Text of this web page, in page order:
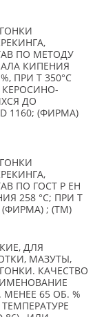
ПО МЕТОДУ
КИПЕНИЯ
ПРИ Т 350°С
КЕРОСИНО-
ДО
1160; (ФИРМА)
ПО ГОСТ Р ЕН
258 °С; ПРИ Т
; (TM)
ДЛЯ
МАЗУТЫ,
КАЧЕСТВО
65 ОБ. %